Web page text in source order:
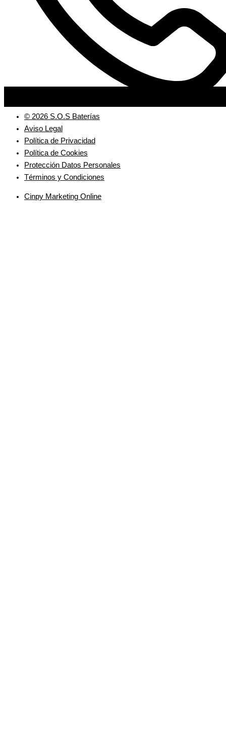
© 2026 S.O.S Baterías
Aviso Legal
Política de Privacidad
Política de Cookies
Protección Datos Personales
Términos y Condiciones
Cinpy Marketing Online